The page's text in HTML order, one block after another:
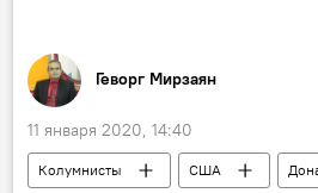
Геворг Мирзаян
11 января 2020, 14:40
Колумнисты США